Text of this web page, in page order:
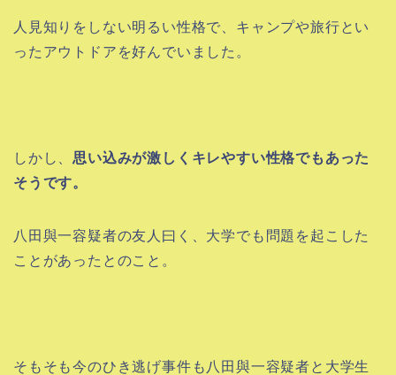
人見知りをしない明るい性格で、キャンプや旅行とい
ったアウトドアを好んでいました。
しかし、思い込みが激しくキレやすい性格でもあった
そうです。
八田與一容疑者の友人曰く、大学でも問題を起こした
ことがあったとのこと。
そもそも今のひき逃げ事件も八田與一容疑者と大学生